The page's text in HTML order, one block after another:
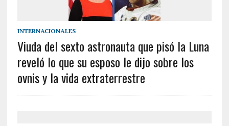
INTERNACIONALES
Viuda del sexto astronauta que pisó la Luna
reveló lo que su esposo le dijo sobre los
ovnis y la vida extraterrestre